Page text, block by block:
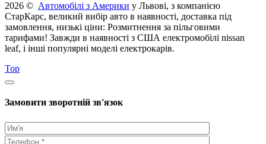
2026 © Автомобілі з Америки у Львові, з компанією
СтарКарс, великий вибір авто в наявності, доставка під
замовлення, низькі ціни: Розмитнення за пільговими
тарифами! Завжди в наявності з США електромобілі nissan
leaf, і інші популярні моделі електрокарів.
Top
Замовити зворотній зв'язок